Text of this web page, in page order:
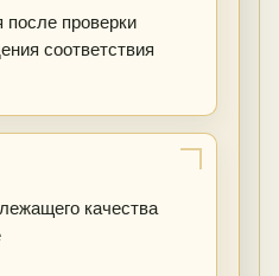
после проверки
соответствия
качества